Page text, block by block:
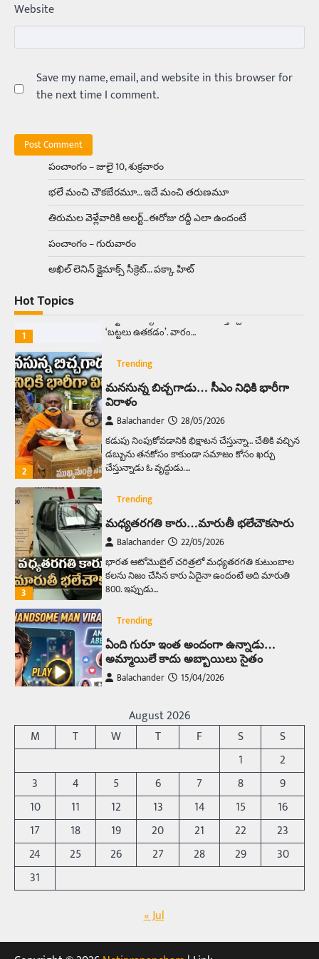
Website
Save my name, email, and website in this browser for
the next time I comment.
పంచాంగం – జులై 10, శుక్రవారం
భలే మంచి చౌకబేరమూ… ఇదే మంచి తరుణమూ
తిరుమల వెళ్లేవారికి అలర్ట్‌…ఈరోజు రద్దీ ఎలా ఉందంటే
పంచాంగం – గురువారం
అఖిల్‌ లెనిన్ క్లైమాక్స్‌ సీక్రెట్‌… పక్కా హిట్‌
Hot Topics
Balachander 15/04/2026
అందమైన అమ్మాయిని పుత్తడి బొమ్మఅని లేదా బాపూ
అందంగా ఉంటారనే నానుడి…
Balachander
ఉత్తర ప్రదేశ్‌లోని ఝాన్సీ జిల్లాలో ఒక వింతైన రోడ్డు
ప్రమాదం చోటుచేసుకుంది. ఝాన్సీ–కాన్పూర్ జాతీయ
రహదారిపై వేల సంఖ్యలో బీరు…
1
Trending
అక్కడ ఆదివారం బట్టలు ఉతికితే…జైలుకే
సాఫ్ట్‌వేర్ ఉద్యోగి వరకు అందరికీ గుర్తొచ్చే మొదటి పని
‘బట్టలు ఉతకడం’. వారం…
2
Trending
మనసున్న బిచ్చగాడు… సీఎం నిధికి భారీగా
విరాళం
Balachander 28/05/2026
కడుపు నింపుకోవడానికి భిక్షాటన చేస్తున్నా… చేతికి వచ్చిన
డబ్బును తనకోసం కాకుండా సమాజం కోసం ఖర్చు
చేస్తున్నాడు ఓ వృద్ధుడు.…
3
Trending
మధ్యతరగతి కారు…మారుతీ భలేచౌకసారు
Balachander 22/05/2026
భారత ఆటోమొబైల్ చరిత్రలో మధ్యతరగతి కుటుంబాల
కలను నిజం చేసిన కారు ఏదైనా ఉందంటే అది మారుతి
800. ఇప్పుడు…
4
Trending
ఏంది గురూ ఇంత అందంగా ఉన్నాడు…
అమ్మాయిలే కాదు అబ్బాయిలు సైతం
Balachander 15/04/2026
బోమ్మ అని పిలుస్తాం. స్పెయిన్‌ అమ్మాయిలు చాలా
అందంగా ఉంటారనే నానుడి…
5
రోడ్డుపై ఏరులై పారిన బీర్లు… ఘాటుతో
మండుతున్న నోర్లు
Balachander 15/04/2026
ఉత్తర ప్రదేశ్‌లోని ఝాన్సీ జిల్లాలో ఒక వింతైన రోడ్డు
ప్రమాదం చోటుచేసుకుంది. ఝాన్సీ–కాన్పూర్ జాతీయ
రహదారిపై వేల సంఖ్యలో బీరు…
Trending
అక్కడ ఆదివారం బట్టలు ఉతికితే…జైలుకే
ఆదివారం వచ్చిందంటే చాలు సామాన్యుడి నుండి
August 2026
M
T W T F S
S
1
2
3
4 5 6 7 8
9
10
11 12 13 14 15
16
17
18 19 20 21 22
23
24
25 26 27 28 29
30
31
« Jul